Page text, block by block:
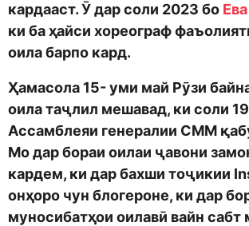
кардааст. Ӯ дар соли 2023 бо
ки ба ҳайси хореограф
оила барпо кард.
Ҳамасола 15- уми май Рӯзи
оила таҷлил мешавад, ки соли
Ассамблеяи генералии СММ
Мо дар бораи оилаи ҷавони
кардем, ки дар бахши тоҷикии
онҳоро чун блогероне, ки дар
муносибатҳои оилавӣ вайн сабт